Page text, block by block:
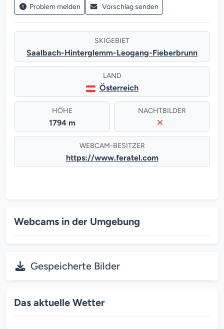
Problem melden Vorschlag senden
SKIGEBIET
Saalbach-Hinterglemm-Leogang-Fieberbrunn
LAND
Österreich
HÖHE
1794 m
NACHTBILDER
WEBCAM-BESITZER
https://www.feratel.com
Webcams in der Umgebung
Gespeicherte Bilder
Das aktuelle Wetter